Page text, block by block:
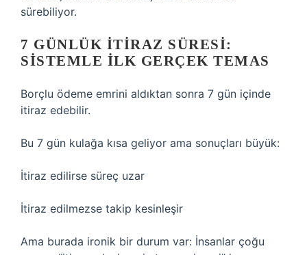
sürebiliyor.
7 GÜNLÜK İTIRAZ SÜRESI:
SISTEMLE İLK GERÇEK TEMAS
Borçlu ödeme emrini aldıktan sonra 7 gün içinde
itiraz edebilir.
Bu 7 gün kulağa kısa geliyor ama sonuçları büyük:
İtiraz edilirse süreç uzar
İtiraz edilmezse takip kesinleşir
Ama burada ironik bir durum var: İnsanlar çoğu